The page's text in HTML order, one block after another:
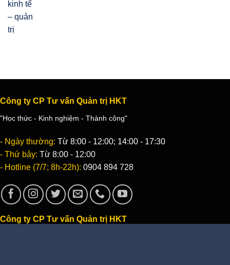
Công ty CP Tư vấn Quản trị HKT
"Học thức - Kinh nghiệm - Thành công"
- Ngày thường: Từ 8:00 - 12:00; 14:00 - 17:30
- Thứ bảy: Từ 8:00 - 12:00
- Hotline (7/7; 8h-22h): 0904 894 728
Công ty CP Tư vấn Quản trị HKT